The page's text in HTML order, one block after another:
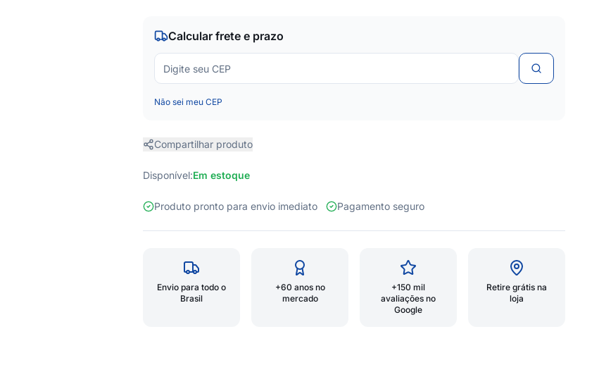
Calcular frete e prazo
Não sei meu CEP
Compartilhar produto
Disponível:Em estoque
Produto pronto para envio imediato Pagamento seguro
Envio para todo o
Brasil
+60 anos no
mercado
+150 mil
avaliações no
Google
Retire grátis na
loja